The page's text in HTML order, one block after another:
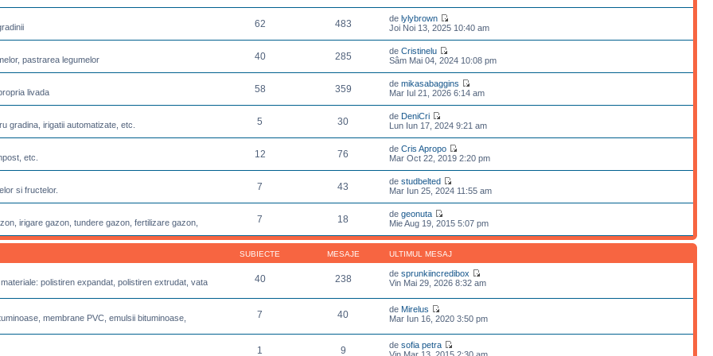
62 483 delylybrown
Joi Noi 13, 2025 10:40 am
pastrarea legumelor 40 285 deCristinelu
Sâm Mai 04, 2024 10:08 pm
livada 58 359 demikasabaggins
Mar Iul 21, 2026 6:14 am
gradina, irigatii automatizate, etc. 5 30 de DeniCri
Lun Iun 17, 2024 9:21 am
etc. 12 76 deCris Apropo
Mar Oct 22, 2019 2:20 pm
si fructelor. 7 43 destudbelted
Mar Iun 25, 2024 11:55 am
irigare gazon, tundere gazon, fertilizare gazon, 7 18 degeonuta
Mie Aug 19, 2015 5:07 pm
SUBIECTE MESAJE ULTIMUL MESAJ
polistiren expandat, polistiren extrudat, vata 40 238 desprunkiincredibox
Vin Mai 29, 2026 8:32 am
membrane PVC, emulsii bituminoase, 7 40 de Mirelus
Mar Iun 16, 2020 3:50 pm
1 9 desofia petra
Vin Mar 13, 2015 2:30 am